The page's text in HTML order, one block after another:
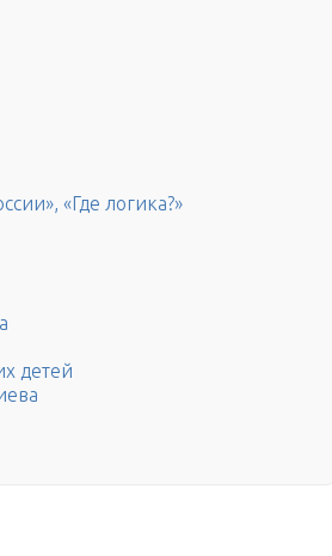
«Где логика?»
детей